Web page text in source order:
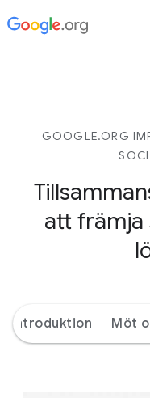
GOOGLE.ORG
att främja
Introduktion Möt